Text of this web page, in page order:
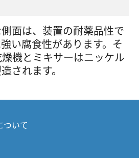
面は、装置の耐薬品性で
い腐食性があります。そ
機とミキサーはニッケル
されます。
ついて